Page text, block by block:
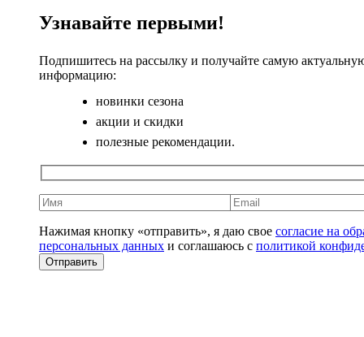
Узнавайте первыми!
Подпишитесь на рассылку и получайте самую
информацию:
новинки сезона
акции и скидки
полезные рекомендации.
Нажимая кнопку «отправить», я даю свое согласие на
персональных данных и соглашаюсь с политикой